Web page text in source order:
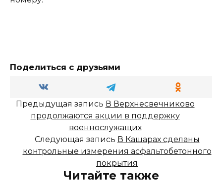
Поделиться с друзьями
Предыдущая запись В Верхнесвечниково
продолжаются акции в поддержку
военнослужащих
Следующая запись В Кашарах сделаны
контрольные измерения асфальтобетонного
покрытия
Читайте также